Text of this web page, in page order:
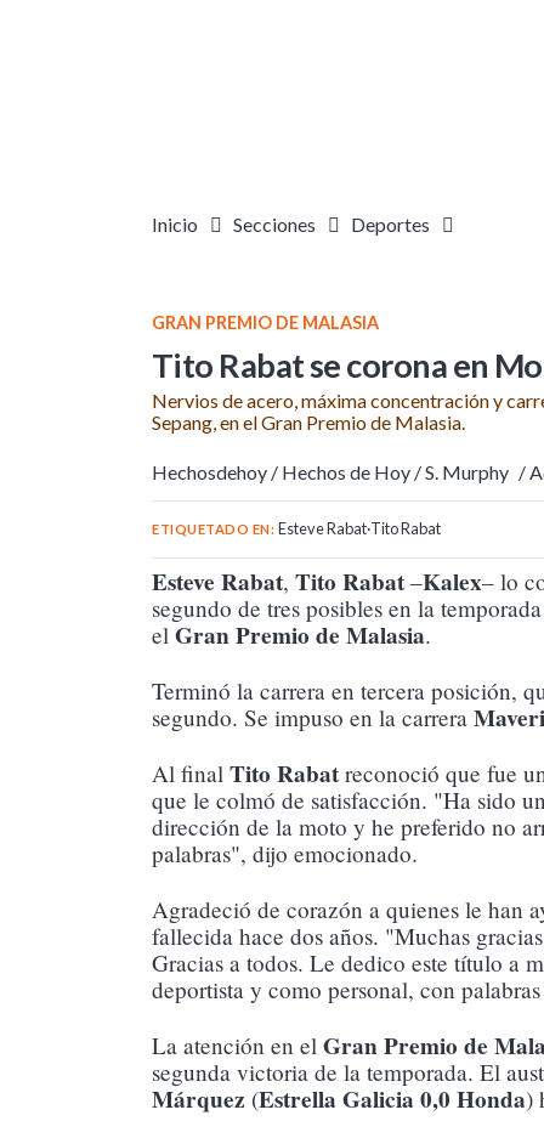
Inicio Secciones Deportes
GRAN PREMIO DE MALASIA
Tito Rabat se corona en
Nervios de acero, máxima concentración y
Sepang, en el Gran Premio de Malasia.
Hechosdehoy / Hechos de Hoy / S. Murphy /
ETIQUETADO EN: Esteve Rabat·Tito Rabat
Esteve Rabat, Tito Rabat –Kalex– lo
segundo de tres posibles en la
el Gran Premio de Malasia.
Terminó la carrera en tercera posición,
segundo. Se impuso en la carrera
Al final Tito Rabat reconoció que fue
que le colmó de satisfacción. "Ha sido
dirección de la moto y he preferido no
palabras", dijo emocionado.
Agradeció de corazón a quienes le han
fallecida hace dos años. "Muchas
Gracias a todos. Le dedico este título a
deportista y como personal, con
La atención en el Gran Premio de
segunda victoria de la temporada. El
Márquez (Estrella Galicia 0,0 Honda)